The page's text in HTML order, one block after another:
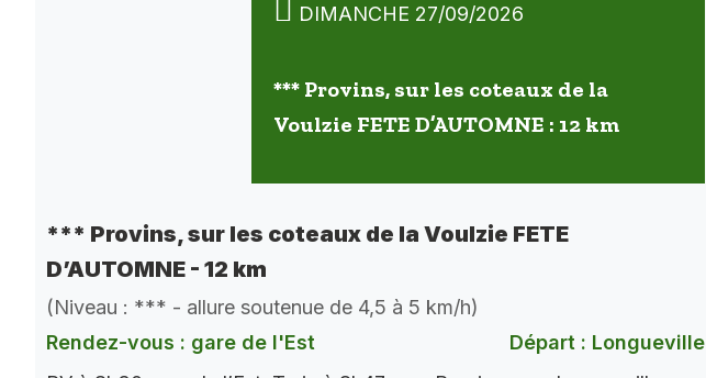
DIMANCHE 27/09/2026
*** Provins, sur les coteaux de la
Voulzie FETE D’AUTOMNE : 12 km
*** Provins, sur les coteaux de la Voulzie FETE
D’AUTOMNE - 12 km
(Niveau : *** - allure soutenue de 4,5 à 5 km/h)
Rendez-vous : gare de l'Est
Départ : Longueville